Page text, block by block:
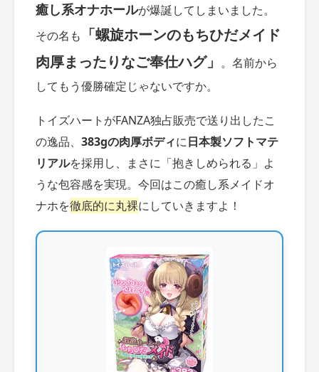
癒し系オナホールが爆誕してしまいました。
その名も
「螺旋ホーンのもちひだメイド
肉厚まったりなご奉仕ハグ」 。名前から
してもう優勝確定じゃないですか。
トイズハートがFANZA独占販売で送り出したこ
の逸品、 383gの肉厚ボディに日本製ソフトマテ
リアルを採用し、まさに「抱きしめられる」よ
うな包容感を実現。今回はこの癒し系メイドオ
ナホを徹底的に丸裸にしていきますよ！